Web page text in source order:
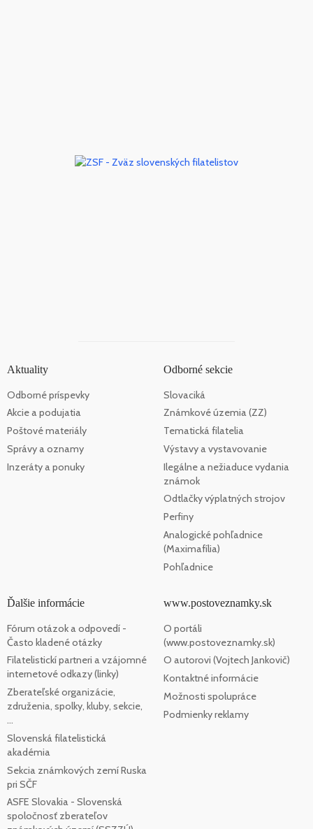
Aktuality
Odborné príspevky
Akcie a podujatia
Poštové materiály
Správy a oznamy
Inzeráty a ponuky
Odborné sekcie
Slovaciká
Známkové územia (ZZ)
Tematická filatelia
Výstavy a vystavovanie
Ilegálne a nežiaduce vydania
známok
Odtlačky výplatných strojov
Perfiny
Analogické pohľadnice
(Maximafília)
Pohľadnice
Ďalšie informácie
Fórum otázok a odpovedí -
Často kladené otázky
Filatelistickí partneri a vzájomné
internetové odkazy (linky)
Zberateľské organizácie,
združenia, spolky, kluby, sekcie,
...
Slovenská filatelistická
akadémia
Sekcia známkových zemí Ruska
pri SČF
ASFE Slovakia - Slovenská
spoločnosť zberateľov
www.postoveznamky.sk
O portáli
(www.postoveznamky.sk)
O autorovi (Vojtech Jankovič)
Kontaktné informácie
Možnosti spolupráce
Podmienky reklamy